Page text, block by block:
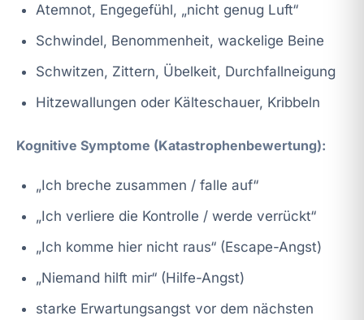
Atemnot, Engegefühl, „nicht genug Luft“
Schwindel, Benommenheit, wackelige Beine
Schwitzen, Zittern, Übelkeit, Durchfallneigung
Hitzewallungen oder Kälteschauer, Kribbeln
Kognitive Symptome (Katastrophenbewertung):
„Ich breche zusammen / falle auf“
„Ich verliere die Kontrolle / werde verrückt“
„Ich komme hier nicht raus“ (Escape-Angst)
„Niemand hilft mir“ (Hilfe-Angst)
starke Erwartungsangst vor dem nächsten